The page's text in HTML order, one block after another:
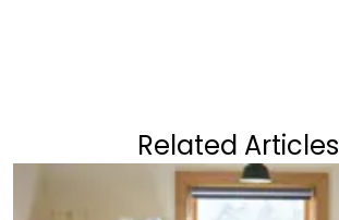
Related Articles